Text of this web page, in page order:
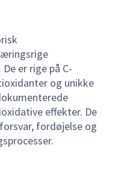
er rige på C-
og unikke
effekter. De
fordøjelse og